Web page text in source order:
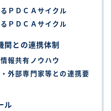
ＰＤＣＡサイクル
ＰＤＣＡサイクル
関との連携体制
報共有ノウハウ
外部専門家等との連携要
ル